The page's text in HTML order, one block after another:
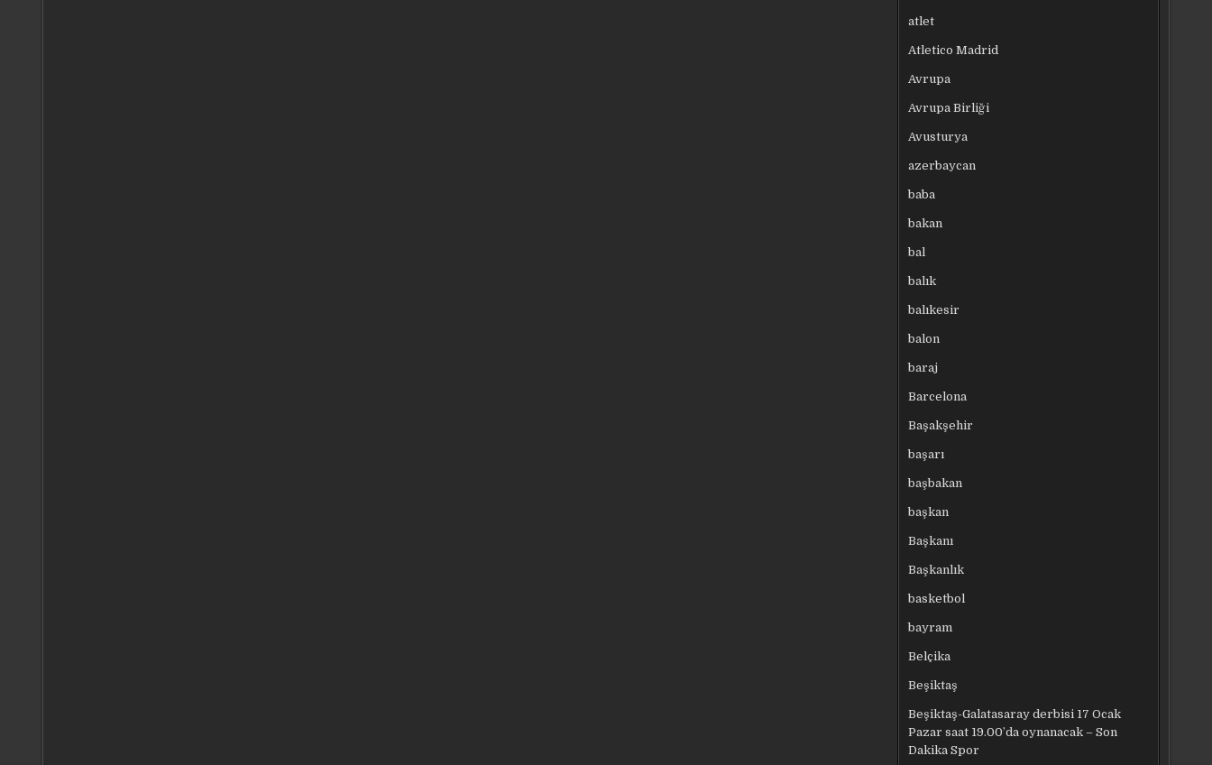
atlet
Atletico Madrid
Avrupa
Avrupa Birliği
Avusturya
azerbaycan
baba
bakan
bal
balık
balıkesir
balon
baraj
Barcelona
Başakşehir
başarı
başbakan
başkan
Başkanı
Başkanlık
basketbol
bayram
Belçika
Beşiktaş
Beşiktaş-Galatasaray derbisi 17 Ocak
Pazar saat 19.00’da oynanacak – Son
Dakika Spor